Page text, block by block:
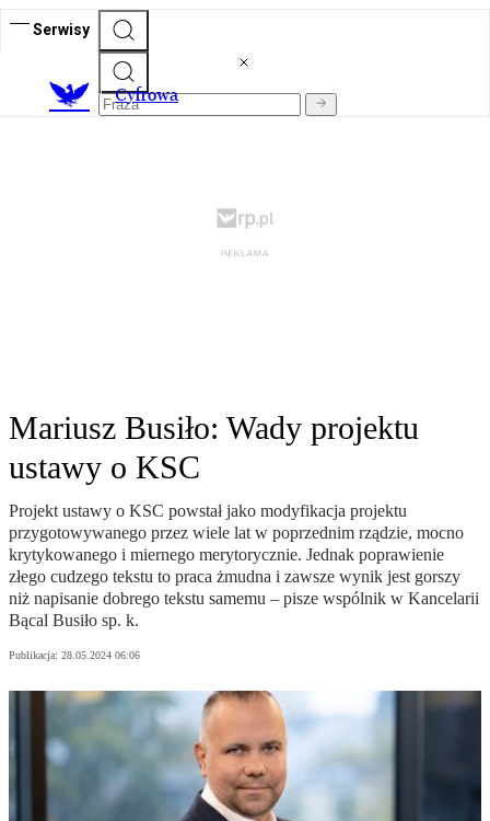
Serwisy
Cyfrowa
Mariusz Busiło: Wady projektu
ustawy o KSC
Projekt ustawy o KSC powstał jako modyfikacja projektu
przygotowywanego przez wiele lat w poprzednim rządzie, mocno
krytykowanego i miernego merytorycznie. Jednak poprawienie
złego cudzego tekstu to praca żmudna i zawsze wynik jest gorszy
niż napisanie dobrego tekstu samemu – pisze wspólnik w Kancelarii
Bącal Busiło sp. k.
Publikacja: 28.05.2024 06:06